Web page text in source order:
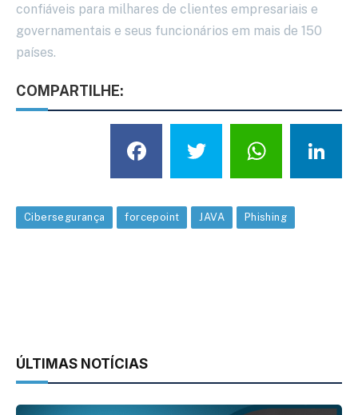
confiáveis para milhares de clientes empresariais e
governamentais e seus funcionários em mais de 150
países.
COMPARTILHE:
Facebook
Twitter
Cibersegurança forcepoint JAVA Phishing
ÚLTIMAS NOTÍCIAS